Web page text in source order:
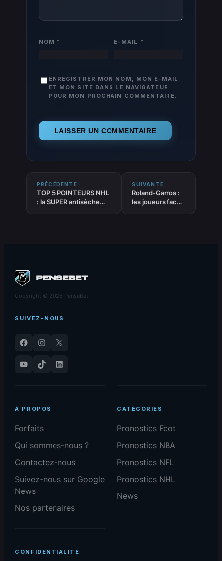
NOM * E-MAIL *
ENREGISTRER MON NOM, MON E-MAIL
ET MON SITE DANS LE NAVIGATEUR
POUR MON PROCHAIN COMMENTAIRE.
PRÉCÉDENTE :
TOP 5 POINTEURS NHL
: la SUPER antisèche
SUIVANTE :
Roland-Garros :
les joueurs face
Copyright © 2026 PenseBet
SUIVEZ-NOUS
Facebook Instagram
X
YouTube
TikTok LinkedIn
À PROPOS
Forfaits
Qui sommes-nous ?
Contactez-nous
Suivez-nous sur Google
News
Nos partenaires
CATÉGORIES
Pronostics Foot
Pronostics NBA
Pronostics NFL
Pronostics NHL
News
CONFIDENTIALITÉ